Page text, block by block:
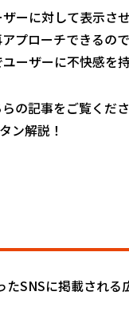
ーに対して表示
プローチできるの
ーザーに不快感を
の記事をご覧くださ
ン解説！
に掲載される